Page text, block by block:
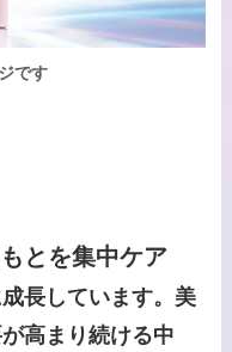
です
とを集中ケア
長しています。美
高まり続ける中